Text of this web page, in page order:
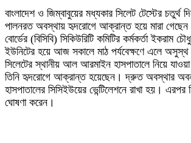
বাংলাদেশ ও জিম্বাবুয়ের মধ্যকার সিলেট টেস্টের চতুর্থ
পালনরত অবস্থায় হৃদরোগে আক্রান্ত হয়ে মারা গেছেন
বোর্ডের (বিসিবি) সিকিউরিটি কমিটির কর্মকর্তা ইকরাম
ইউনিটের হয়ে আজ সকালে মাঠ পর্যবেক্ষণে এলে অসুস্থ
সিলেটের স্থানীয় আল আরমাইন হাসপাতালে নিয়ে
তিনি হৃদরোগে আক্রান্ত হয়েছেন। দ্রুত অবস্থার
হাসপাতালের সিসিইউয়ের ভেন্টিলেশনে রাখা হয়। এরপর
ঘোষণা করেন।